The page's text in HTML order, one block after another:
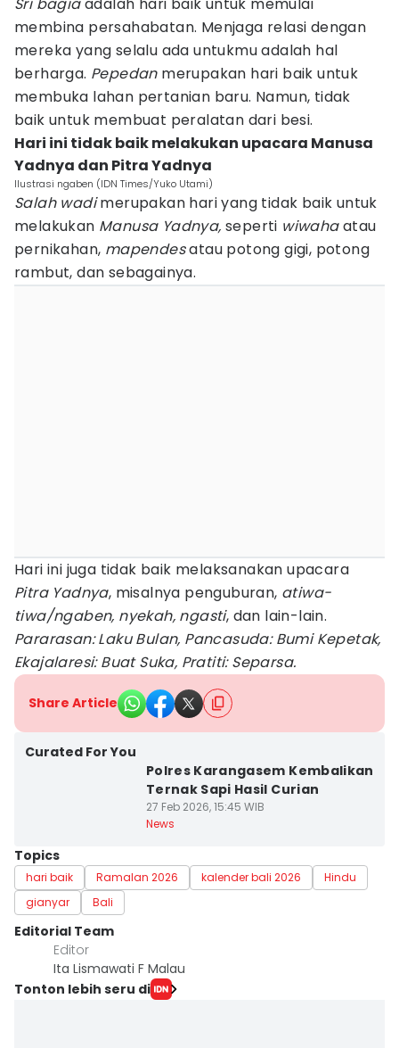
membina persahabatan. Menjaga relasi dengan
mereka yang selalu ada untukmu adalah hal
berharga. Pepedanmerupakan hari baik untuk
membuka lahan pertanian baru. Namun, tidak
baik untuk membuat peralatan dari besi.
Hari ini tidak baik melakukan upacara Manusa
Yadnya dan Pitra Yadnya
Ilustrasi ngaben (IDN Times/Yuko Utami)
Salah wadimerupakan hari yang tidak baik untuk
melakukan Manusa Yadnya,seperti wiwahaatau
pernikahan, mapendesatau potong gigi, potong
rambut, dan sebagainya.
Hari ini juga tidak baik melaksanakan upacara
Pitra Yadnya, misalnya penguburan, atiwa-
tiwa/ngaben, nyekah, ngasti, dan lain-lain.
Pararasan: Laku Bulan, Pancasuda: Bumi Kepetak,
Ekajalaresi: Buat Suka, Pratiti: Separsa.
Share Article
Curated For You
Polres Karangasem Kembalikan
Ternak Sapi Hasil Curian
27 Feb 2026, 15:45 WIB
News
Topics
hari baik Ramalan 2026 kalender bali 2026
Hindu
gianyar
Bali
Editorial Team
Editor
Ita Lismawati F Malau
Tonton lebih seru di